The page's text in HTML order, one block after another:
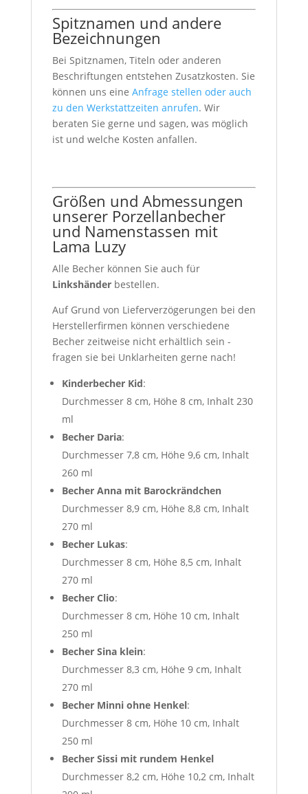
Spitznamen und andere
Bezeichnungen
Bei Spitznamen, Titeln oder anderen
Beschriftungen entstehen Zusatzkosten. Sie
können uns eine Anfrage stellen oder auch
zu den Werkstattzeiten anrufen. Wir
beraten Sie gerne und sagen, was möglich
ist und welche Kosten anfallen.
Größen und Abmessungen
unserer Porzellanbecher
und Namenstassen mit
Lama Luzy
Alle Becher können Sie auch für
Linkshänderbestellen.
Auf Grund von Lieferverzögerungen bei den
Herstellerfirmen können verschiedene
Becher zeitweise nicht erhältlich sein -
fragen sie bei Unklarheiten gerne nach!
Kinderbecher Kid:
Durchmesser 8 cm, Höhe 8 cm, Inhalt 230
ml
Becher Daria:
Durchmesser 7,8 cm, Höhe 9,6 cm, Inhalt
260 ml
Becher Anna mit Barockrändchen
Durchmesser 8,9 cm, Höhe 8,8 cm, Inhalt
270 ml
Becher Lukas:
Durchmesser 8 cm, Höhe 8,5 cm, Inhalt
270 ml
Becher Clio:
Durchmesser 8 cm, Höhe 10 cm, Inhalt
250 ml
Becher Sina klein:
Durchmesser 8,3 cm, Höhe 9 cm, Inhalt
270 ml
Becher Minni ohne Henkel:
Durchmesser 8 cm, Höhe 10 cm, Inhalt
250 ml
Becher Sissi mit rundem Henkel
Durchmesser 8,2 cm, Höhe 10,2 cm, Inhalt